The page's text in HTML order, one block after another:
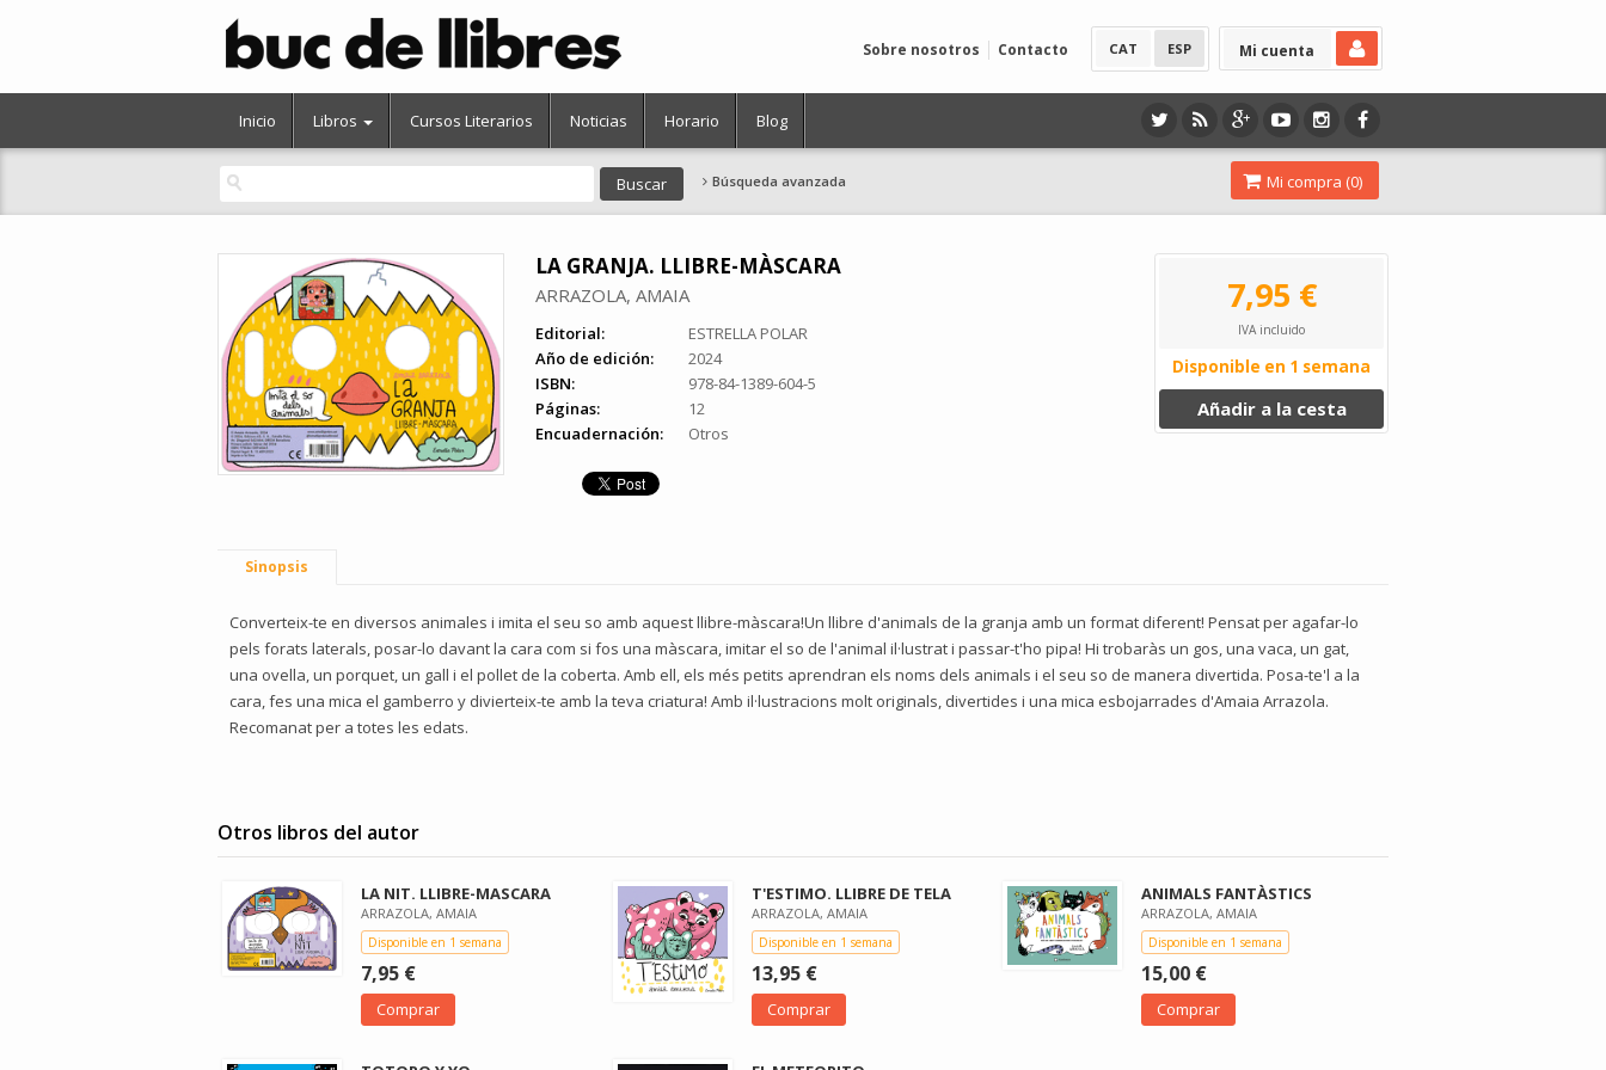
Mi cuenta
CAT ESP
Sobre nosotros Contacto
Inicio Libros Cursos Literarios Noticias Horario Blog
Búsqueda avanzada Mi compra (0)
LA GRANJA. LLIBRE-MÀSCARA
ARRAZOLA, AMAIA
Editorial:
ESTRELLA POLAR
Año de edición:
2024
ISBN:
978-84-1389-604-5
Páginas:
12
Encuadernación:
Otros
7,95 €
IVA incluido
Disponible en 1 semana
Añadir a la cesta
Sinopsis
Converteix-te en diversos animales i imita el seu so amb aquest llibre-màscara!Un llibre d'animals de la granja amb un format diferent! Pensat per agafar-lo
pels forats laterals, posar-lo davant la cara com si fos una màscara, imitar el so de l'animal il·lustrat i passar-t'ho pipa! Hi trobaràs un gos, una vaca, un gat,
una ovella, un porquet, un gall i el pollet de la coberta. Amb ell, els més petits aprendran els noms dels animals i el seu so de manera divertida. Posa-te'l a la
cara, fes una mica el gamberro y divierteix-te amb la teva criatura! Amb il·lustracions molt originals, divertides i una mica esbojarrades d'Amaia Arrazola.
Recomanat per a totes les edats.
Otros libros del autor
LA NIT. LLIBRE-MASCARA
ARRAZOLA, AMAIA
Disponible en 1 semana
7,95 €
Comprar
T'ESTIMO. LLIBRE DE TELA
ARRAZOLA, AMAIA
Disponible en 1 semana
13,95 €
Comprar
ANIMALS FANTÀSTICS
ARRAZOLA, AMAIA
Disponible en 1 semana
15,00 €
Comprar